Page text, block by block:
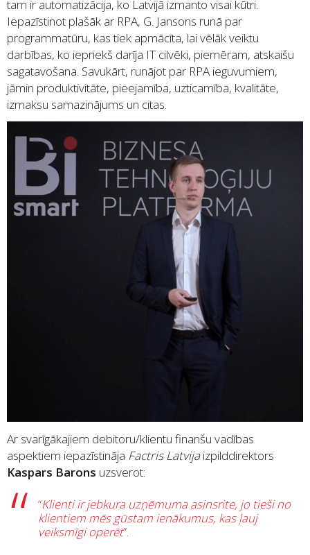
tam ir automatizācija, ko Latvijā izmanto visai kūtri.
Iepazīstinot plašāk ar RPA, G. Jansons runā par
programmatūru, kas tiek apmācīta, lai vēlāk veiktu
darbības, ko iepriekš darīja IT cilvēki, piemēram, atskaišu
sagatavošana. Savukārt, runājot par RPA ieguvumiem,
jāmin produktivitāte, pieejamība, uzticamība, kvalitāte,
izmaksu samazinājums un citas.
Ar svarīgākajiem debitoru/klientu finanšu vadības
aspektiem iepazīstināja Factris Latvijaizpilddirektors
Kaspars Barons uzsverot:
“Klienti ir jebkura uzņēmuma asinsrite, jo tieši no
klientiem mēs gūstam ienākumus, kas ļauj
veiksmīgi operēt”.